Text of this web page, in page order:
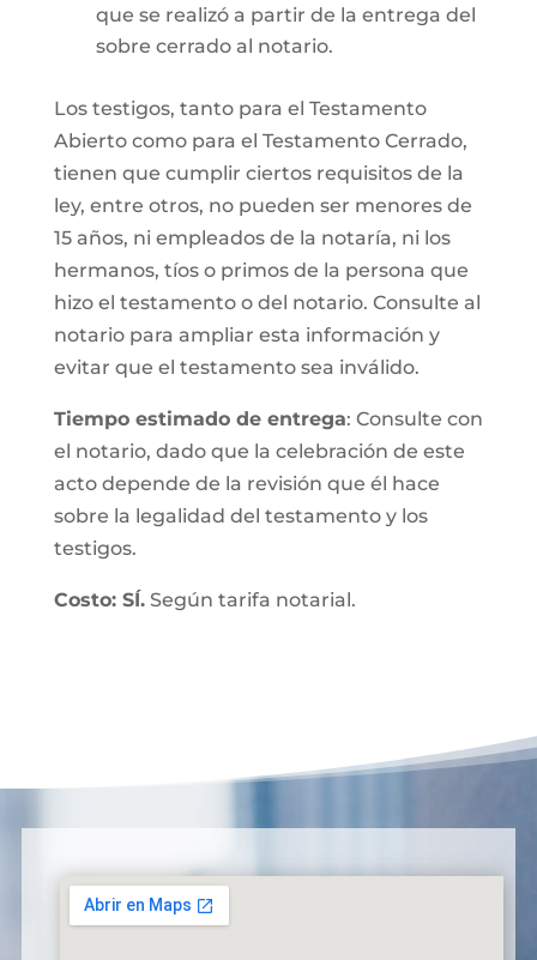
que se realizó a partir de la entrega del
sobre cerrado al notario.
Los testigos, tanto para el Testamento
Abierto como para el Testamento Cerrado,
tienen que cumplir ciertos requisitos de la
ley, entre otros, no pueden ser menores de
15 años, ni empleados de la notaría, ni los
hermanos, tíos o primos de la persona que
hizo el testamento o del notario. Consulte al
notario para ampliar esta información y
evitar que el testamento sea inválido.
Tiempo estimado de entrega: Consulte con
el notario, dado que la celebración de este
acto depende de la revisión que él hace
sobre la legalidad del testamento y los
testigos.
Costo: SÍ.Según tarifa notarial.